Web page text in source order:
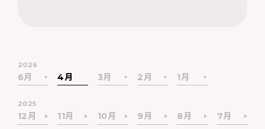
2026
6月 4月 3月 2月 1月
2025
12月 11月 10月 9月 8月 7月